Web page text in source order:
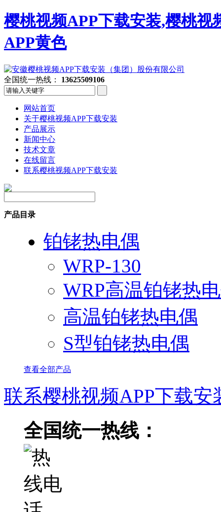
樱桃视频APP下载安装,樱桃
APP黄色
全国统一热线： 13625509106
网站首页
关于樱桃视频APP下载安装
产品展示
新闻中心
技术文章
在线留言
联系樱桃视频APP下载安装
产品目录
铂铑热电偶
WRP-130
WRP高温铂铑热
高温铂铑热电偶
S型铂铑热电偶
查看全部产品
联系樱桃视频APP下载安
全国统一热线：